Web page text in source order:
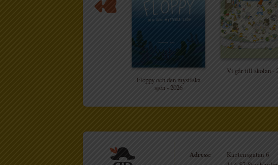
Floppy och den mystiska
sjön - 2026
Vi går till skolan -
Adress:
Kaptensgatan 6